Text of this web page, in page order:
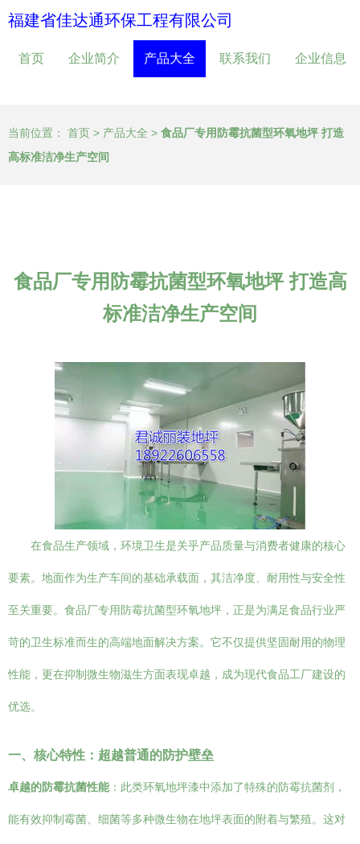
福建省佳达通环保工程有限公司
首页 企业简介 产品大全 联系我们 企业信息
当前位置： 首页 > 产品大全 > 食品厂专用防霉抗菌型环氧地坪 打造
高标准洁净生产空间
食品厂专用防霉抗菌型环氧地坪 打造高
标准洁净生产空间
在食品生产领域，环境卫生是关乎产品质量与消费者健康的核心
要素。地面作为生产车间的基础承载面，其洁净度、耐用性与安全性
至关重要。食品厂专用防霉抗菌型环氧地坪，正是为满足食品行业严
苛的卫生标准而生的高端地面解决方案。它不仅提供坚固耐用的物理
性能，更在抑制微生物滋生方面表现卓越，成为现代食品工厂建设的
优选。
一、核心特性：超越普通的防护壁垒
卓越的防霉抗菌性能：此类环氧地坪漆中添加了特殊的防霉抗菌剂，
能有效抑制霉菌、细菌等多种微生物在地坪表面的附着与繁殖。这对